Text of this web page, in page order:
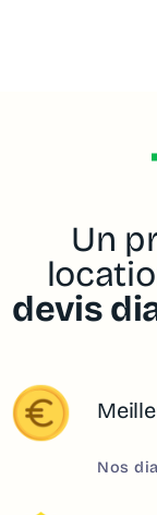
Un
devis
Nos